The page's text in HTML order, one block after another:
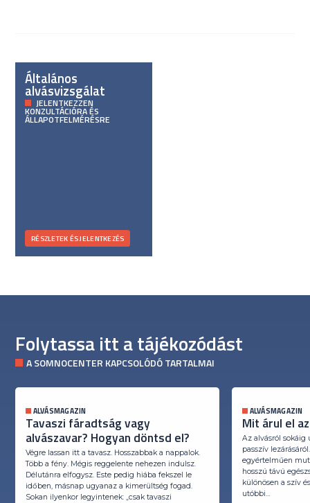
Általános
alvásvizsgálat
JELENTKEZZEN
KONZULTÁCIÓRA ÉS
ÁLLAPOTFELMÉRÉSRE
RÉSZLETEK ÉS JELENTKEZÉS
Folytassa itt a tájékozódást
A SOMNOCENTER KAPCSOLÓDÓ TARTALMAI
ALVÁSMAGAZIN
Tavaszi fáradtság vagy
alvászavar? Hogyan döntsd el?
Végre lassan itt a tavasz. Hosszabbak a nappalok.
Több a fény. Mégis reggelente nehezen indulsz.
Délutánra elfogysz. Este pedig hiába fekszel le
időben, másnap ugyanaz a kimerültség fogad.
Sokan ilyenkor legyintenek: „csak tavaszi
ALVÁSMAGAZIN
Mit árul el
Az alvásról
passzív
egyértelműen
hosszú távú
különösen a szív
utóbbi…